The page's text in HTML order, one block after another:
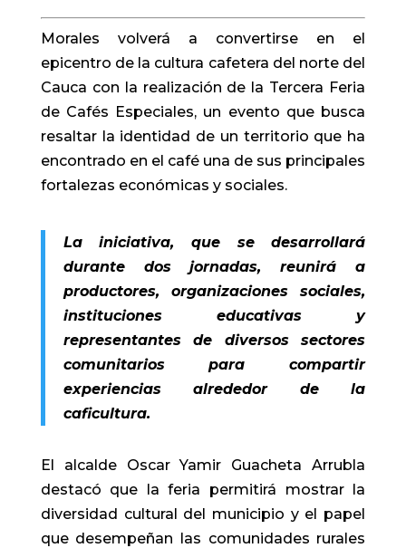
Morales volverá a convertirse en el
epicentro de la cultura cafetera del norte del
Cauca con la realización de la Tercera Feria
de Cafés Especiales, un evento que busca
resaltar la identidad de un territorio que ha
encontrado en el café una de sus principales
fortalezas económicas y sociales.
La iniciativa, que se desarrollará
durante dos jornadas, reunirá a
productores, organizaciones sociales,
instituciones educativas y
representantes de diversos sectores
comunitarios para compartir
experiencias alrededor de la
caficultura.
El alcalde Oscar Yamir Guacheta Arrubla
destacó que la feria permitirá mostrar la
diversidad cultural del municipio y el papel
que desempeñan las comunidades rurales